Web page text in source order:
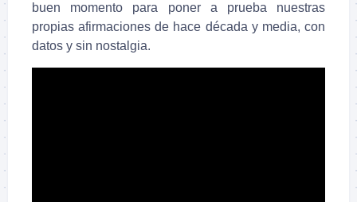
buen momento para poner a prueba nuestras
propias afirmaciones de hace década y media, con
datos y sin nostalgia.